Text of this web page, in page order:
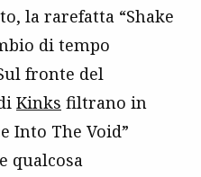
la rarefatta “Shake
di tempo
fronte del
Kinks filtrano in
Into The Void”
qualcosa